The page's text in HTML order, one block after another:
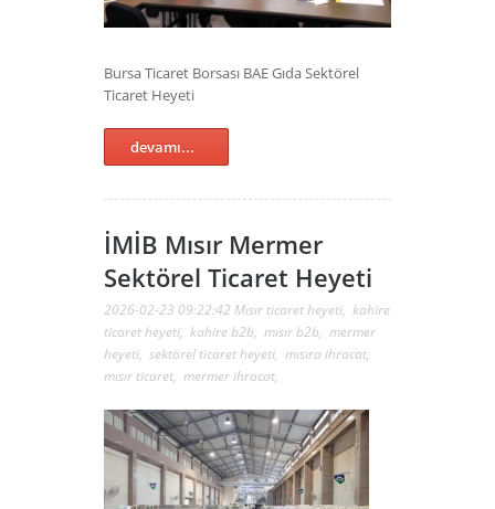
Bursa Ticaret Borsası BAE Gıda Sektörel
Ticaret Heyeti
devamı...
İMİB Mısır Mermer
Sektörel Ticaret Heyeti
2026-02-23 09:22:42 Mısır ticaret heyeti, kahire
ticaret heyeti, kahire b2b, mısır b2b, mermer
heyeti, sektörel ticaret heyeti, mısıra ihracat,
mısır ticaret, mermer ihracat,